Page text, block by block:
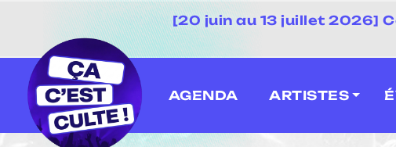
[20 juin au 13 juillet 2026]
AGENDA ARTISTES